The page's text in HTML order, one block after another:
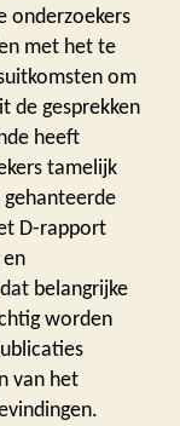
onderzoekers
met het te
om
de gesprekken
heeft
tamelijk
D-rapport
belangrijke
worden
van het